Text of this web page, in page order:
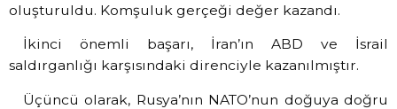
oluşturuldu. Komşuluk gerçeği değer kazandı.
İkinci önemli başarı, İran’ın ABD ve İsrail
saldırganlığı karşısındaki direnciyle kazanılmıştır.
Üçüncü olarak, Rusya’nın NATO’nun doğuya doğru